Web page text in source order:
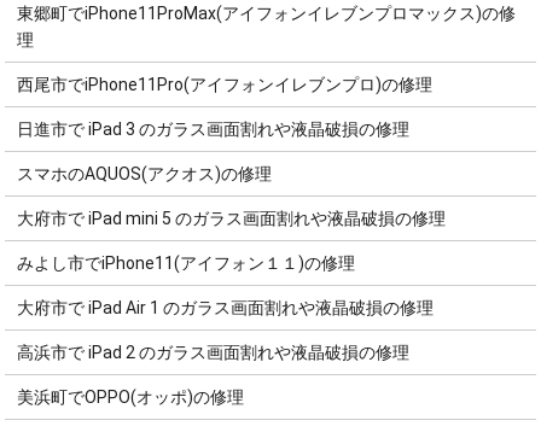
東郷町でiPhone11ProMax(アイフォンイレブンプロマックス)の修
理
西尾市でiPhone11Pro(アイフォンイレブンプロ)の修理
日進市で iPad 3 のガラス画面割れや液晶破損の修理
スマホのAQUOS(アクオス)の修理
大府市で iPad mini 5 のガラス画面割れや液晶破損の修理
みよし市でiPhone11(アイフォン１１)の修理
大府市で iPad Air 1 のガラス画面割れや液晶破損の修理
高浜市で iPad 2 のガラス画面割れや液晶破損の修理
美浜町でOPPO(オッポ)の修理